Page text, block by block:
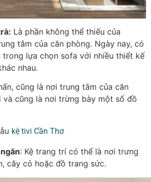
Là phần không thể thiếu của
tâm của căn phòng. Ngày nay, có
trong lựa chọn sofa với nhiều thiết kế
nhau.
cũng là nơi trung tâm của căn
và cũng là nơi trừng bày một số đồ
kệ tivi Cần Thơ
: Kệ trang trí có thể là nơi trưng
cây cỏ hoặc đồ trang sức.